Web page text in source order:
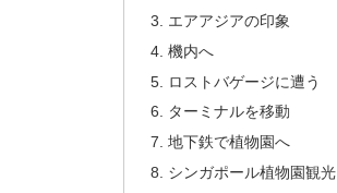
エアアジアの印象
機内へ
ロストバゲージに遭う
ターミナルを移動
地下鉄で植物園へ
シンガポール植物園観光